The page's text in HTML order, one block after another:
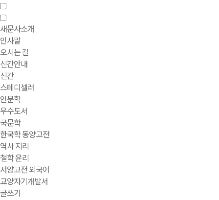
새문사소개
인사말
오시는 길
신간안내
신간
스테디셀러
인문학
우수도서
국문학
한국학 동양고전
역사 지리
철학 윤리
서양고전 외국어
교양자기개발서
글쓰기